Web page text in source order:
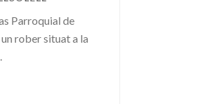
Parroquial de
rober situat a la